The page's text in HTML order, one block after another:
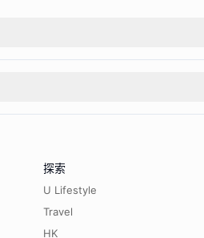
探索
U Lifestyle
Travel
HK